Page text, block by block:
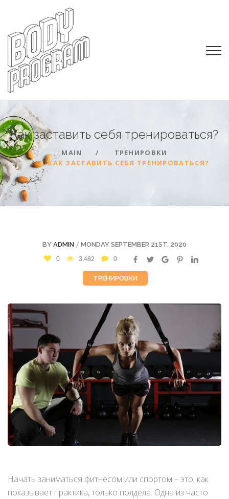
Как заставить себя тренироваться?
MAIN
ТРЕНИРОВКИ
КАК ЗАСТАВИТЬ СЕБЯ ТРЕНИРОВАТЬСЯ?
BY ADMIN / MONDAY SEPTEMBER 21ST, 2020
0 3,482 0
ТРЕНИРОВКИ
Начать заниматься фитнесом или спортом – это, как
показывает практика, только полдела. Одна из часто